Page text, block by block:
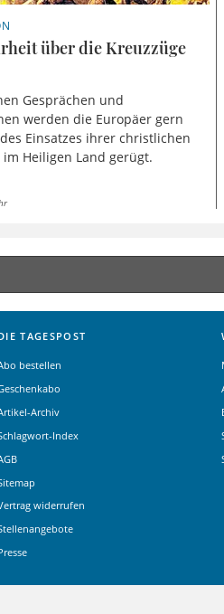
über die Kreuzzüge
Gesprächen und
werden die Europäer gern
Einsatzes ihrer christlichen
Heiligen Land gerügt.
TAGESPOST
bestellen
Archiv
Index
widerrufen